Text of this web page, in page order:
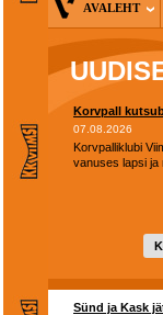
AVALEHT
Korvpall
07.08.2026
Korvpalliklubi
vanuses lapsi ja
Sünd ja Kask